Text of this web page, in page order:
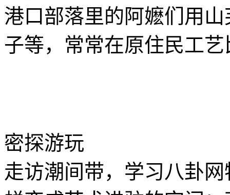
港口部落里的阿嬷们用
子等，常常在原住民工
密探游玩
走访潮间带，学习八卦